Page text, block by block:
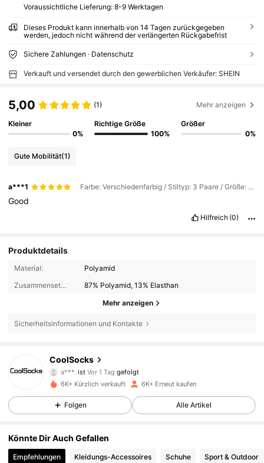
Voraussichtliche Lieferung: 8-9 Werktagen
Dieses Produkt kann innerhalb von 14 Tagen zurückgegeben
werden, jedoch nicht während der verlängerten Rückgabefrist
Sichere Zahlungen · Datenschutz
Verkauft und versendet durch den gewerblichen Verkäufer: SHEIN
5,00 (1) Mehr anzeigen
Kleiner
0%
Richtige Größe
100%
Größer
0%
Gute Mobilität(1)
a***1 Farbe: Verschiedenfarbig / Stiltyp: 3 Paare / Größe: Einheitsgröße
Good
Hilfreich (0)
Produktdetails
Material:
Polyamid
Zusammensetzung:
87% Polyamid, 13% Elasthan
Mehr anzeigen
Sicherheitsinformationen und Kontakte
CoolSocks
4,86 862 Follower
a***. ist Vor 1 Tag gefolgt
862 Follower
4,86 862 Follower
4,86 862 Follower
6K+ Kürzlich verkauft 6K+ Erneut kaufen
Folgen Alle Artikel
Könnte Dir Auch Gefallen
Empfehlungen Kleidungs-Accessoires Schuhe Sport & Outdoor